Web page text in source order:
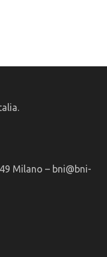
Milano – bni@bni-